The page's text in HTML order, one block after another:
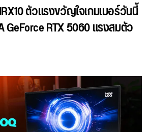
ตัวแรงขวัญใจเกมเมอร์วันนี้
GeForce RTX 5060 แรงสมตัว